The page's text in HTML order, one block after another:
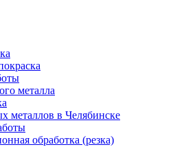
металла
металлов в Челябинске
обработка (резка)